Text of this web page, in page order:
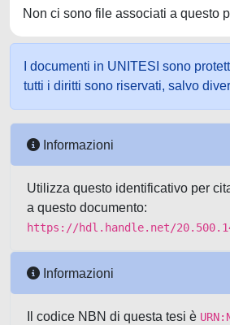
Non ci sono file associati a questo
I documenti in UNITESI sono
tutti i diritti sono riservati, salvo
Informazioni
Utilizza questo identificativo per
a questo documento:
https://hdl.handle.net/
Informazioni
Il codice NBN di questa tesi è